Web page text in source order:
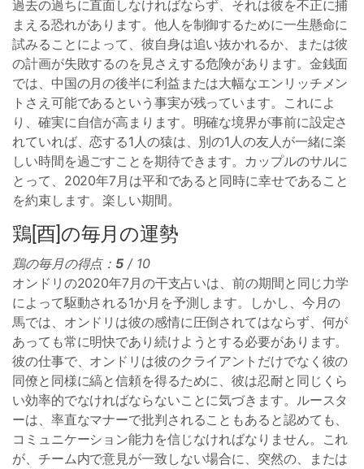
過去の過ちに直面しなければならず、それは彼を不正に捕
まえる恐れがあります。他人を制御するために一生懸命に
試みることによって、彼自身は追い抜かれるか、または彼
の計画が失敗するのを見さえする危険があります。金銭面
では、中​​国の月の後半に利益または大幅なエンリッチメン
トさえ可能であるという事実が残っています。これによ
り、確実に自信が高まります。明確な境界が事前に設定さ
れていれば、恋する1人の猿は、別の1人の友人が一緒に楽
しい時間を過ごすことを期待できます。カップルのサルに
とって、2020年7月は平和であると同時に幸せであること
を約束します。楽しい期間。
鶏[酉]の毎月の運勢
鶏の毎月の得点：5 / 10
オンドリの2020年7月の干支占いは、前の期間と同じ力学
によって駆動される1か月を予測します。しかし、今月の
馬では、オンドリは彼の感情に圧倒されてはならず、何が
あっても常に明快であり続けようとする必要があります。
彼の仕事で、オンドリは彼のクライアントだけでなく彼の
同僚と同様に縞と信頼を得るために、彼は忍耐と同じくら
い効率的でなければならないことに気づきます。ルースタ
ーは、率直なマナーで批判されることもあると認めても、
コミュニケーション能力を信じなければなりません。これ
が、チーム内で意見が一致しない場合に、突然の、または